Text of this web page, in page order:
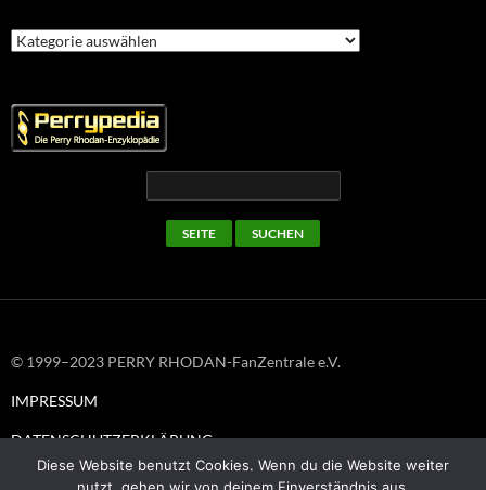
Kategorien
© 1999–2023 PERRY RHODAN-FanZentrale e.V.
IMPRESSUM
DATENSCHUTZERKLÄRUNG
Diese Website benutzt Cookies. Wenn du die Website weiter